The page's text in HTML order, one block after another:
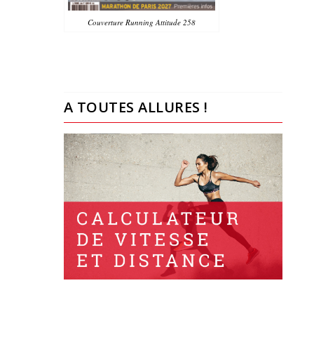
Couverture Running Attitude 258
A TOUTES ALLURES !